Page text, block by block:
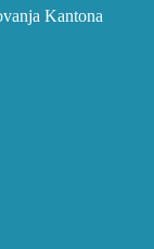
Kantona